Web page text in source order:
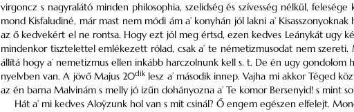
virgoncz s nagyralátó minden philosophia, szelidség és szívesség nélkül,
mond Kisfaludiné, már mast nem módi ám a’ konyhán jól lakni a’
az ő kedvekért el ne rontsa. Hogy ezt jól meg értsd, ezen kedves Leánykát ugy
mindenkor tisztelettel emlékezett rólad, csak a’ te németizmusodat nem
állítá hogy a’ nemetizmus ellen inkább harczolnunk kell s. t. De én ugy
nyelvben van. A jövő Majus 20diklesz a’ második innep. Vajha mi akkor Téged
az én barna Malvinám s melly jó izűn dohányozna a’ Te komor Bersenyid! s mint
Hát a’ mi kedves Aloÿzunk hol van s mit csinál? Ő engem egészen elfelejt.